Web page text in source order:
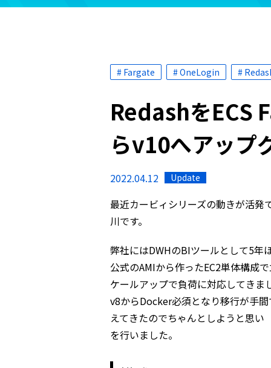
# Fargate # OneLogin #
RedashをECS
らv10へアップ
2022.04.12 Update
最近カービィシリーズの動きが活発
川です。
弊社にはDWHのBIツールとして5年
公式のAMIから作ったEC2単体構成
ケールアップで負荷に対応してきま
v8からDocker必須となり移行が手
えてきたのでちゃんとしようと思
を行いました。